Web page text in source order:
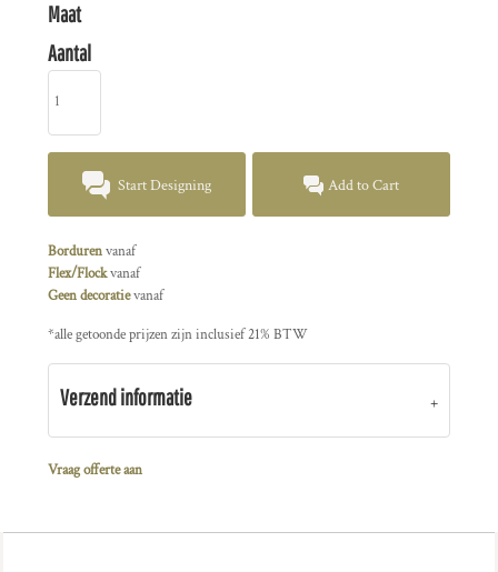
Maat
Aantal
Start Designing Add to Cart
Bordurenvanaf
Flex/Flockvanaf
Geen decoratievanaf
*alle getoonde prijzen zijn inclusief 21% BTW
Verzend informatie
Vraag offerte aan